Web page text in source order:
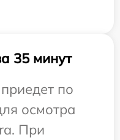
35 минут
по
осмотра
При